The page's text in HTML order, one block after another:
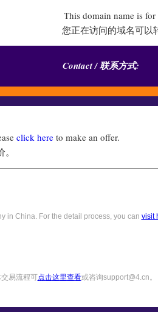
This domain name is for
您正在访问的域名可以
Contact / 联系方式:
click hereto make an offer.
in China. For the detail process, you can visit
易流程可点击这里查看或咨询support@4.cn。